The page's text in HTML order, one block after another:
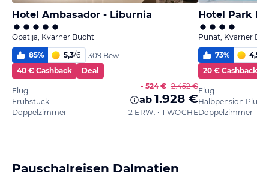
Hotel Ambasador - Liburnia
Opatija, Kvarner Bucht
85% 5,3/6
309 Bew.
40 € Cashback
Deal
Flug
Frühstück
Doppelzimmer
- 524 € 2.452 €
ab 1.928 €
2 ERW. • 1 WOCHE
Punat, Kvarner
73% 4,5
20 € Cashback
Flug
Halbpension Plus
Doppelzimmer
Pauschalreisen Dalmatien